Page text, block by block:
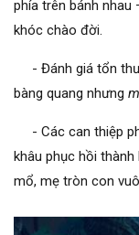
phía trên bánh nhau
khóc chào đời.
- Đánh giá tổn
bàng quang nhưng
- Các can thiệp
khâu phục hồi
mổ, mẹ tròn con